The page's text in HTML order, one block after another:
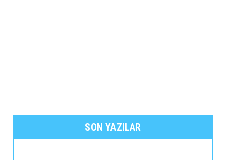
SON YAZILAR